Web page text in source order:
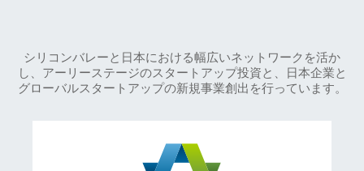
シリコンバレーと日本における幅広いネットワークを活か
し、アーリーステージのスタートアップ投資と、日本企業と
グローバルスタートアップの新規事業創出を行っています。